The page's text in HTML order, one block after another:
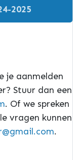
2025
je aanmelden
Stuur dan een
. Of we spreken
vragen kunnen
.